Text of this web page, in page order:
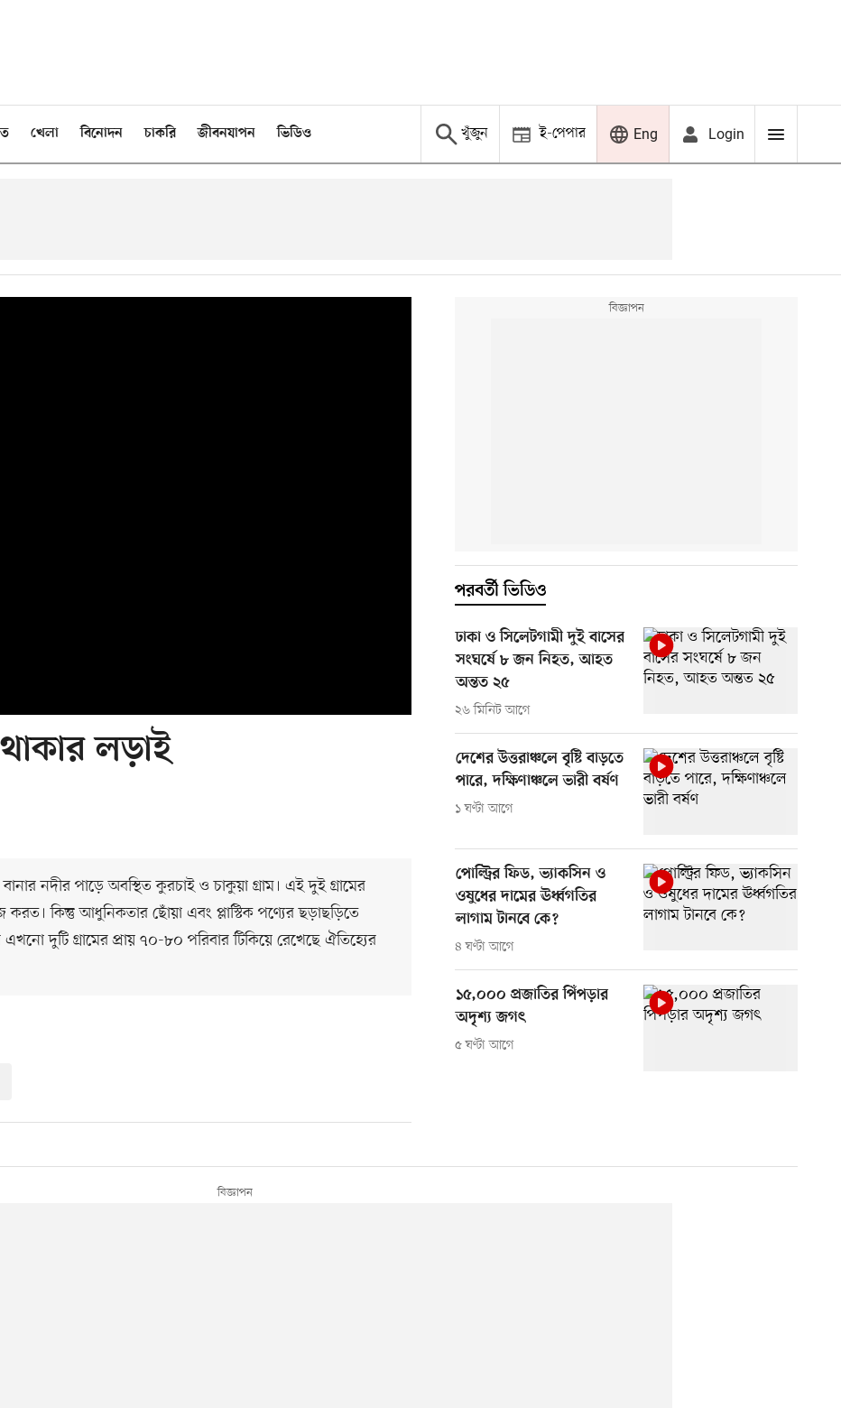
খেলা বিনোদন চাকরি জীবনযাপন ভিডিও খুঁজুন ই-পেপার Eng Login
লড়াই
নদীর পাড়ে অবস্থিত কুরচাই ও চাকুয়া গ্রাম। এই দুই গ্রামের
কিন্তু আধুনিকতার ছোঁয়া এবং প্লাস্টিক পণ্যের ছড়াছড়িতে
দুটি গ্রামের প্রায় ৭০-৮০ পরিবার টিকিয়ে রেখেছে ঐতিহ্যের
পরবর্তী ভিডিও
ঢাকা ও সিলেটগামী দুই বাসের
সংঘর্ষে ৮ জন নিহত, আহত
অন্তত ২৫
২৬ মিনিট আগে
দেশের উত্তরাঞ্চলে বৃষ্টি বাড়তে
পারে, দক্ষিণাঞ্চলে ভারী বর্ষণ
১ ঘণ্টা আগে
পোল্ট্রির ফিড, ভ্যাকসিন ও
ওষুধের দামের ঊর্ধ্বগতির
লাগাম টানবে কে?
৪ ঘণ্টা আগে
১৫,০০০ প্রজাতির পিঁপড়ার
অদৃশ্য জগৎ
৫ ঘণ্টা আগে